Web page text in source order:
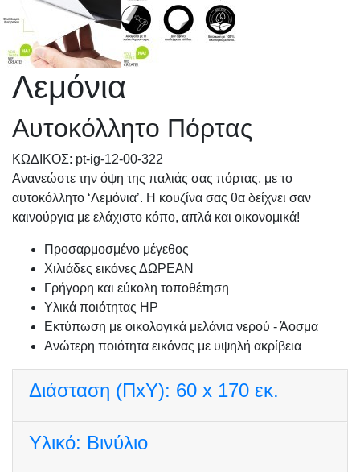
Λεμόνια
Αυτοκόλλητο Πόρτας
KΩΔΙΚΟΣ: pt-ig-12-00-322
Ανανεώστε την όψη της παλιάς σας πόρτας, με το
αυτοκόλλητο ‘Λεμόνια’. Η κουζίνα σας θα δείχνει σαν
καινούργια με ελάχιστο κόπο, απλά και οικονομικά!
Προσαρμοσμένo μέγεθος
Χιλιάδες εικόνες ΔΩΡΕΑΝ
Γρήγορη και εύκολη τοποθέτηση
Υλικά ποιότητας HP
Εκτύπωση με οικολογικά μελάνια νερού - Άοσμα
Ανώτερη ποιότητα εικόνας με υψηλή ακρίβεια
Διάσταση (ΠxΥ): 60 x 170 εκ.
Υλικό: Βινύλιο